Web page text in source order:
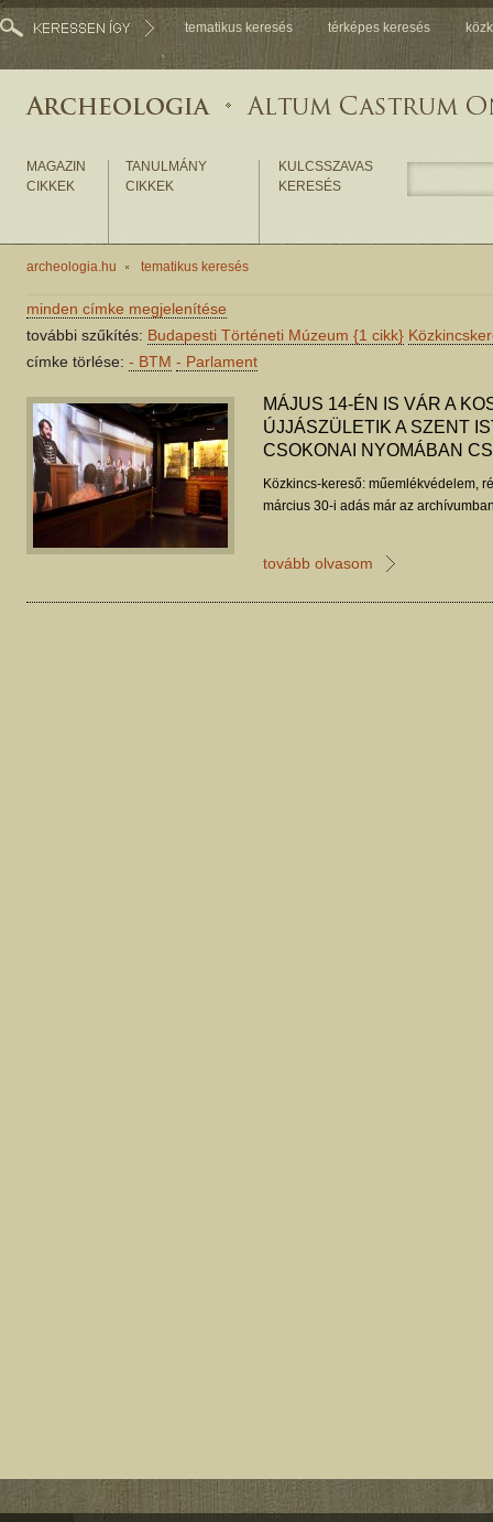
tematikus keresés térképes keresés
MAGAZIN
CIKKEK
TANULMÁNY
CIKKEK
KULCSSZAVAS
KERESÉS
archeologia.hu tematikus keresés
minden címke megjelenítése
további szűkítés: Budapesti Történeti Múzeum {1 cikk}
címke törlése: - BTM - Parlament
MÁJUS 14-ÉN IS VÁR A
ÚJJÁSZÜLETIK A SZENT
CSOKONAI NYOMÁBAN
Közkincs-kereső: műemlékvédelem,
március 30-i adás már az
tovább olvasom